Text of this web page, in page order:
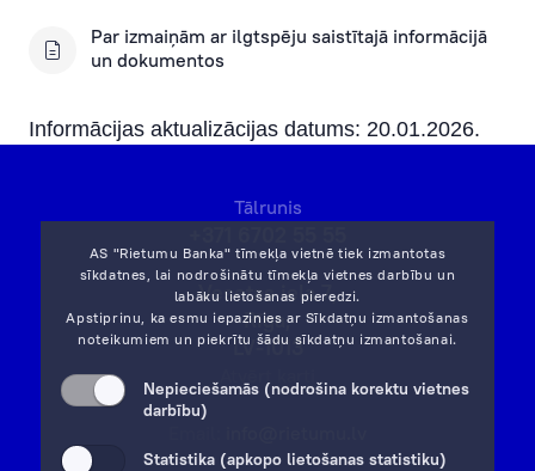
Par izmaiņām ar ilgtspēju saistītajā informācijā
un dokumentos
Informācijas aktualizācijas datums: 20.01.2026.
AS "Rietumu Banka" tīmekļa vietnē tiek izmantotas
sīkdatnes, lai nodrošinātu tīmekļa vietnes darbību un
labāku lietošanas pieredzi.
Apstiprinu, ka esmu iepazinies ar Sīkdatņu izmantošanas
noteikumiem un piekrītu šādu sīkdatņu izmantošanai.
Nepieciešamās (nodrošina korektu vietnes
darbību)
Statistika (apkopo lietošanas statistiku)
Tālrunis
Vesetas iela 7,
Rīga,
LV-1013